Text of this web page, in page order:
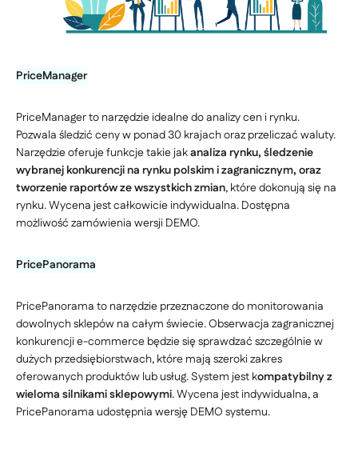
PriceManager
PriceManager to narzędzie idealne do analizy cen i rynku.
Pozwala śledzić ceny w ponad 30 krajach oraz przeliczać waluty.
Narzędzie oferuje funkcje takie jakanaliza rynku, śledzenie
wybranej konkurencji na rynku polskim i zagranicznym, oraz
tworzenie raportów ze wszystkich zmian, które dokonują się na
rynku. Wycena jest całkowicie indywidualna. Dostępna
możliwość zamówienia wersji DEMO.
PricePanorama
PricePanorama to narzędzie przeznaczone do monitorowania
dowolnych sklepów na całym świecie. Obserwacja zagranicznej
konkurencji e-commerce będzie się sprawdzać szczególnie w
dużych przedsiębiorstwach, które mają szeroki zakres
oferowanych produktów lub usług. System jest kompatybilny z
wieloma silnikami sklepowymi. Wycena jest indywidualna, a
PricePanorama udostępnia wersję DEMO systemu.